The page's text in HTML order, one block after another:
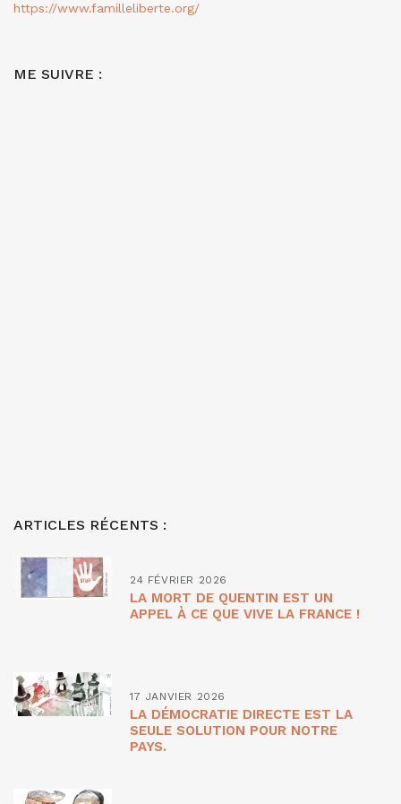
https://www.familleliberte.org/
ME SUIVRE :
ARTICLES RÉCENTS :
24 FÉVRIER 2026
LA MORT DE QUENTIN EST UN
APPEL À CE QUE VIVE LA FRANCE !
17 JANVIER 2026
LA DÉMOCRATIE DIRECTE EST LA
SEULE SOLUTION POUR NOTRE
PAYS.